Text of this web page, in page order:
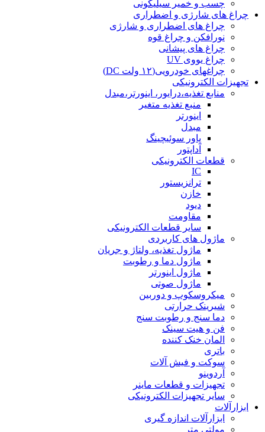
چسب و خمیر سیلیکونی
چراغ های شارژی و اضطراری
چراغ های اضطراری و شارژی
نورافکن و چراغ قوه
چراغ های پیشانی
چراغ یووی UV
چراغهای خودرویی(۱۲ ولت DC)
تجهیزات الکترونیکی
منابع تغذیه،درایور، اینورتر،مبدل
منبع تغذیه متغیر
اینورتر
مبدل
پاور سوئیچینگ
آداپتور
قطعات الکترونیکی
IC
ترانزیستور
خازن
دیود
مقاومت
سایر قطعات الکترونیکی
ماژول های کاربردی
ماژول تغذیه، ولتاژ و جریان
ماژول دما و رطوبت
ماژول اینورتر
ماژول صوتی
میکروسکوپ و دوربین
شیرینک حرارتی
دما سنج و رطوبت سنج
فن و هیت سینک
المان خنک کننده
باتری
سوکت و فیش آلات
آردوینو
تجهیزات و قطعات ماینر
سایر تجهیزات الکترونیکی
ابزارآلات
ابزارآلات اندازه گیری
مولتی متر